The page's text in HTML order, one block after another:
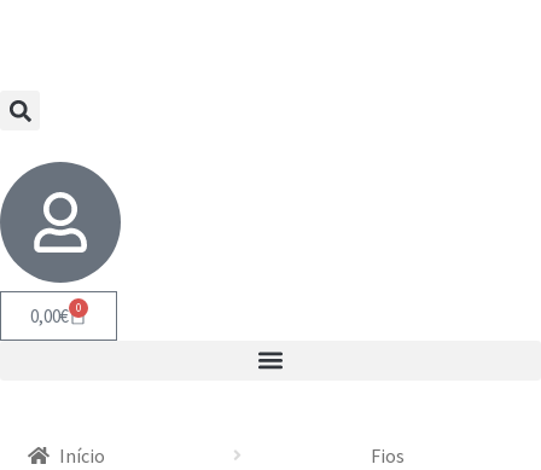
0,00€ 0
Início
Fios